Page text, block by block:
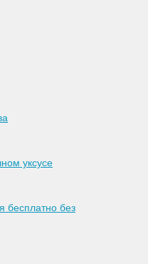
уксусе
бесплатно без